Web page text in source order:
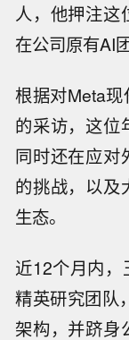
人，他押注这
在公司原有AI
根据对Meta
的采访，这位
同时还在应对
的挑战，以及
生态。
近12个月内，
精英研究团队
架构，并跻